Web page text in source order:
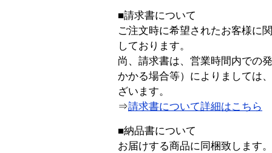
■請求書について
ご注文時に希望されたお客様に
しております。
尚、請求書は、営業時間内での
かかる場合等）によりましては
ざいます。
⇒請求書について詳細はこちら
■納品書について
お届けする商品に同梱致します。